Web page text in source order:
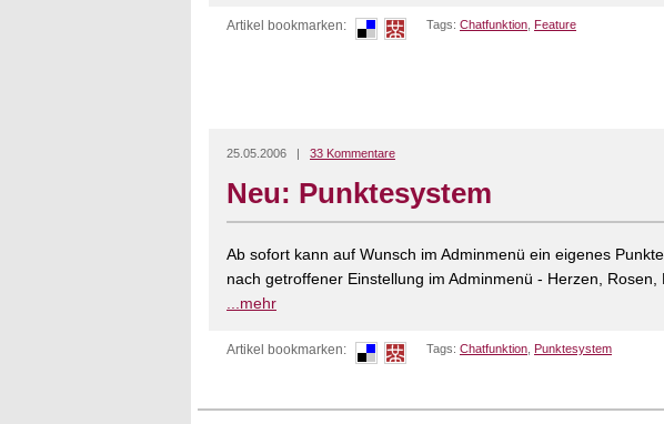
Artikel bookmarken: Tags: Chatfunktion Feature
25.05.2006 | 33 Kommentare
Neu: Punktesystem
Ab sofort kann auf Wunsch im Adminmenü ein eigenes
nach getroffener Einstellung im Adminmenü - Herzen, Rosen,
...mehr
Artikel bookmarken: Tags: Chatfunktion Punktesystem